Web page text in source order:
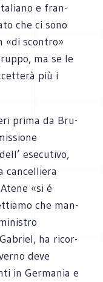
e fran­
che ci sono
«di scon­tro»
ma se le
più i
prima da Bru­
ese­cu­tivo,
can­cel­liera
«si é
che man­
ha ricor­
deve
in Ger­ma­nia e